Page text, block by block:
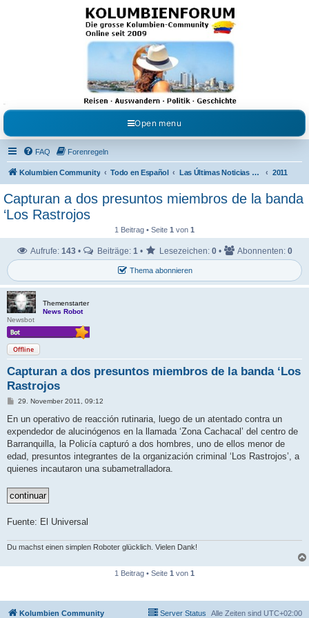
Kolumbienforum - Das
grosse Forum der
Freunde Kolumbiens
Reisen, Auswandern, Kultur, Politik, Geschichte und Visum in Kolumbien und Venezuela.
Austausch, Erfahrungen und Gemeinschaft im Kolumbienforum
Open menu
FAQ Forenregeln
Kolumbien Community Todo en Español Las Últimas Noticias en Español 2011
Capturan a dos presuntos miembros de la banda
‘Los Rastrojos
1 Beitrag • Seite 1 von 1
Thema abonnieren
Aufrufe: 143 • Beiträge: 1 • Lesezeichen: 0 • Abonnenten: 0
Themenstarter
News Robot
Newsbot
Offline
Capturan a dos presuntos miembros de la banda ‘Los
Rastrojos
B
i
r
a
29. November 2011, 09:12
En un operativo de reacción rutinaria, luego de un atentado contra un
expendedor de alucinógenos en la llamada ‘Zona Cachacal’ del centro de
Barranquilla, la Policía capturó a dos hombres, uno de ellos menor de
edad, presuntos integrantes de la organización criminal ‘Los Rastrojos’, a
quienes incautaron una subametralladora.
Fuente: El Universal
Du machst einen simplen Roboter glücklich. Vielen Dank!
1 Beitrag • Seite 1 von 1
Kolumbien Community Alle Zeiten sind UTC+02:00
Server Status